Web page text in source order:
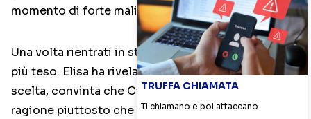
momento di forte malinconia.
Una volta rientrati in studio, però, il clima si è fatto
più teso. Elisa ha rivelato di non sentirsi la futura
scelta, convinta che Ciro finirà per seguire la
ragione piuttosto che il sentimento. Il tronista ha
TRUFFA CHIAMATA
Ti chiamano e poi attaccano